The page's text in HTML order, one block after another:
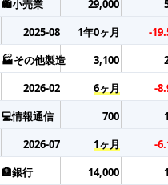
🛍️小売業 29,000
2025-08 1年0ヶ月
-
🏭その他製造 3,100
2026-02 6ヶ月
-
💻情報通信 700
2026-07 1ヶ月
-
🏦銀行 14,000